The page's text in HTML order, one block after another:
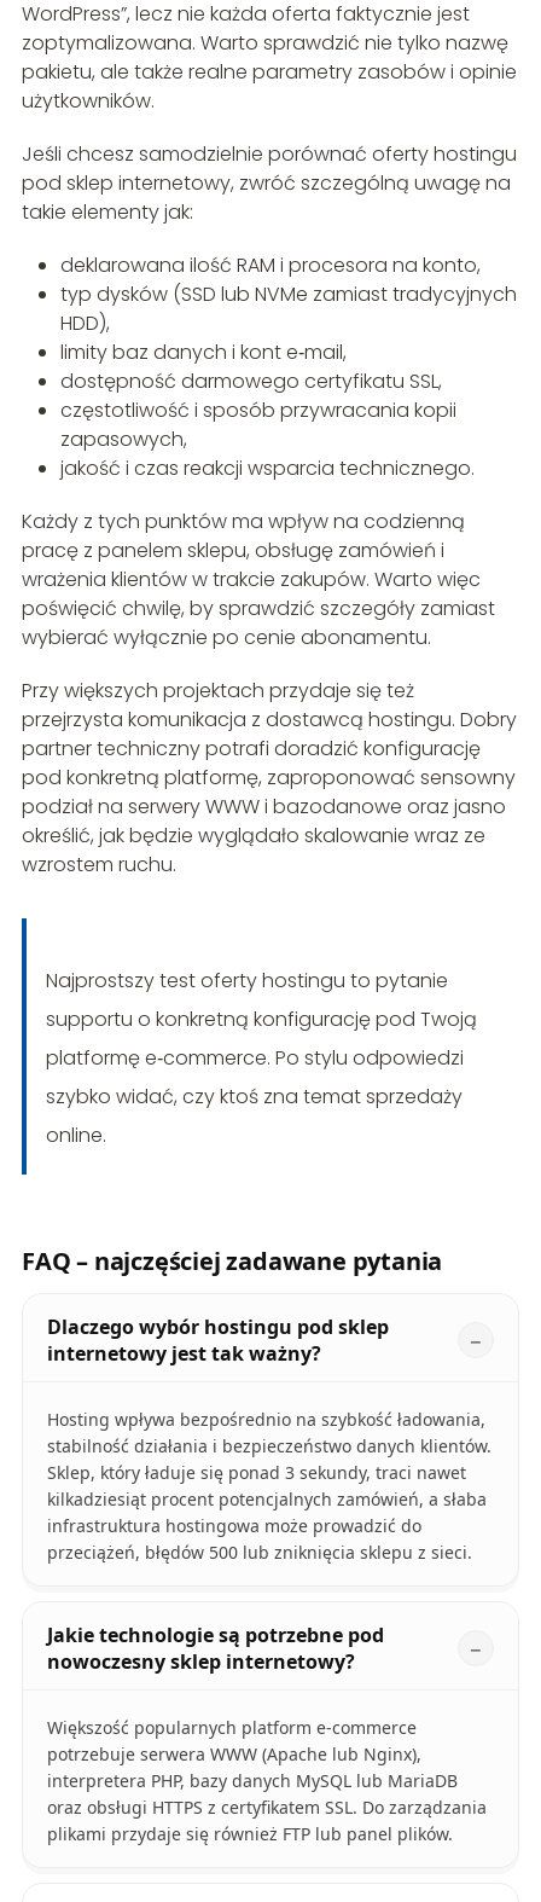
WordPress”, lecz nie każda oferta faktycznie jest
zoptymalizowana. Warto sprawdzić nie tylko nazwę
pakietu, ale także realne parametry zasobów i opinie
użytkowników.
Jeśli chcesz samodzielnie porównać oferty hostingu
pod sklep internetowy, zwróć szczególną uwagę na
takie elementy jak:
deklarowana ilość RAM i procesora na konto,
typ dysków (SSD lub NVMe zamiast tradycyjnych
HDD),
limity baz danych i kont e‑mail,
dostępność darmowego certyfikatu SSL,
częstotliwość i sposób przywracania kopii
zapasowych,
jakość i czas reakcji wsparcia technicznego.
Każdy z tych punktów ma wpływ na codzienną
pracę z panelem sklepu, obsługę zamówień i
wrażenia klientów w trakcie zakupów. Warto więc
poświęcić chwilę, by sprawdzić szczegóły zamiast
wybierać wyłącznie po cenie abonamentu.
Przy większych projektach przydaje się też
przejrzysta komunikacja z dostawcą hostingu. Dobry
partner techniczny potrafi doradzić konfigurację
pod konkretną platformę, zaproponować sensowny
podział na serwery WWW i bazodanowe oraz jasno
określić, jak będzie wyglądało skalowanie wraz ze
wzrostem ruchu.
Najprostszy test oferty hostingu to pytanie
supportu o konkretną konfigurację pod Twoją
platformę e‑commerce. Po stylu odpowiedzi
szybko widać, czy ktoś zna temat sprzedaży
online.
FAQ – najczęściej zadawane pytania
Dlaczego wybór hostingu pod sklep
internetowy jest tak ważny?
Hosting wpływa bezpośrednio na szybkość ładowania,
stabilność działania i bezpieczeństwo danych klientów.
Sklep, który ładuje się ponad 3 sekundy, traci nawet
kilkadziesiąt procent potencjalnych zamówień, a słaba
infrastruktura hostingowa może prowadzić do
przeciążeń, błędów 500 lub zniknięcia sklepu z sieci.
Jakie technologie są potrzebne pod
nowoczesny sklep internetowy?
Większość popularnych platform e-commerce
potrzebuje serwera WWW (Apache lub Nginx),
interpretera PHP, bazy danych MySQL lub MariaDB
oraz obsługi HTTPS z certyfikatem SSL. Do zarządzania
plikami przydaje się również FTP lub panel plików.